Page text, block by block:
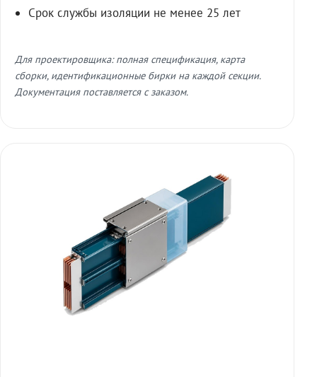
Срок службы изоляции не менее 25 лет
Для проектировщика: полная спецификация, карта
сборки, идентификационные бирки на каждой секции.
Документация поставляется с заказом.